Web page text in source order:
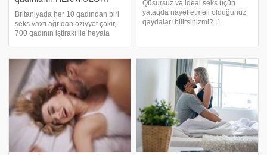
Britaniyada hər 10 qadından biri
seks vaxtı ağrıdan əziyyət çəkir,
700 qadının iştirakı ilə həyata
Bunun səbəbi həm fiziki, həm də
psixoloji ola bilər. Bi
Qüsursuz və ideal seks üçün
yataqda riayət etməli olduğunuz
qaydaları bilirsinizmi?. 1.
yuyunmaq lazımdır ki, heç bir
yerindən iy gəlməsin